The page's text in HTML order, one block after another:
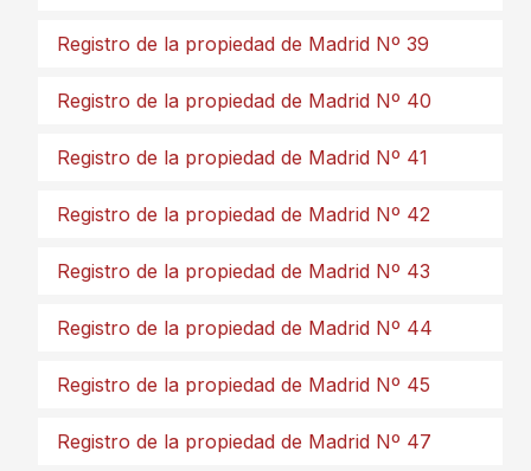
Registro de la propiedad de Madrid Nº 39
Registro de la propiedad de Madrid Nº 40
Registro de la propiedad de Madrid Nº 41
Registro de la propiedad de Madrid Nº 42
Registro de la propiedad de Madrid Nº 43
Registro de la propiedad de Madrid Nº 44
Registro de la propiedad de Madrid Nº 45
Registro de la propiedad de Madrid Nº 47